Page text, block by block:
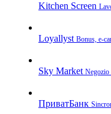
Kitchen Screen
Loyallyst Bonus,
Sky Market Negozio
ПриватБанк